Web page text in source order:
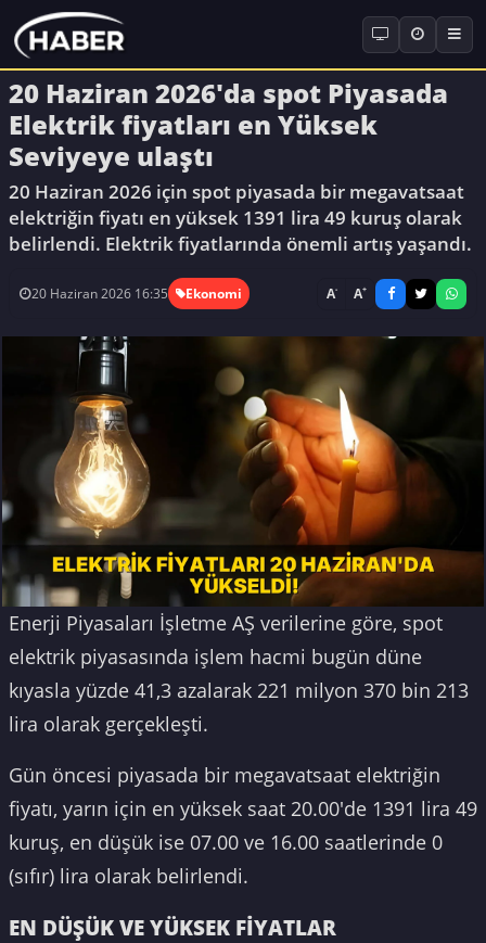
20 Haziran 2026'da spot Piyasada
Elektrik fiyatları en Yüksek
Seviyeye ulaştı
20 Haziran 2026 için spot piyasada bir megavatsaat
elektriğin fiyatı en yüksek 1391 lira 49 kuruş olarak
belirlendi. Elektrik fiyatlarında önemli artış yaşandı.
20 Haziran 2026 16:35 Ekonomi A- A+
Enerji Piyasaları İşletme AŞ verilerine göre, spot
elektrik piyasasında işlem hacmi bugün düne
kıyasla yüzde 41,3 azalarak 221 milyon 370 bin 213
lira olarak gerçekleşti.
Gün öncesi piyasada bir megavatsaat elektriğin
fiyatı, yarın için en yüksek saat 20.00'de 1391 lira 49
kuruş, en düşük ise 07.00 ve 16.00 saatlerinde 0
(sıfır) lira olarak belirlendi.
EN DÜŞÜK VE YÜKSEK FİYATLAR